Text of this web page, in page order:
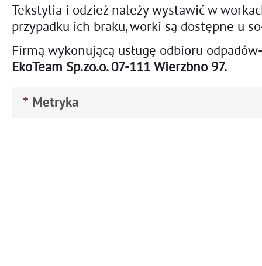
Tekstylia i odzież należy wystawić w
przypadku ich braku, worki są dostępne u
Firmą wykonującą usługę odbioru
EkoTeam Sp.zo.o. 07-111 Wierzbno 97.
Metryka